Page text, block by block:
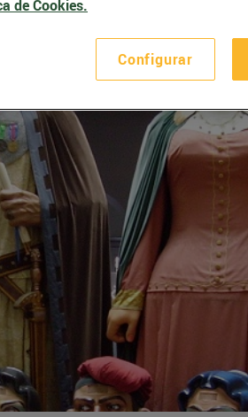
de Cookies.
Configurar